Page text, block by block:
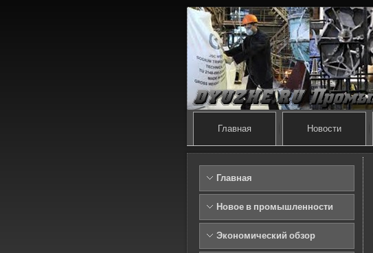
Главная Новости
Главная
Новое в промышленности
Экономический обзор